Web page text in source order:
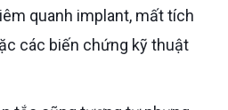
quanh implant, mất tích
các biến chứng kỹ thuật